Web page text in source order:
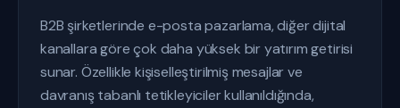
B2B şirketlerinde e-posta pazarlama, diğer dijital
kanallara göre çok daha yüksek bir yatırım getirisi
sunar. Özellikle kişiselleştirilmiş mesajlar ve
davranış tabanlı tetikleyiciler kullanıldığında,